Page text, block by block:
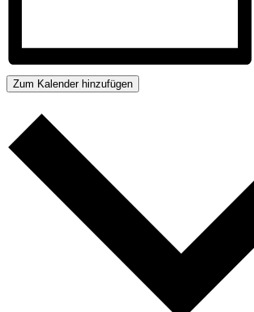
Zum Kalender hinzufügen